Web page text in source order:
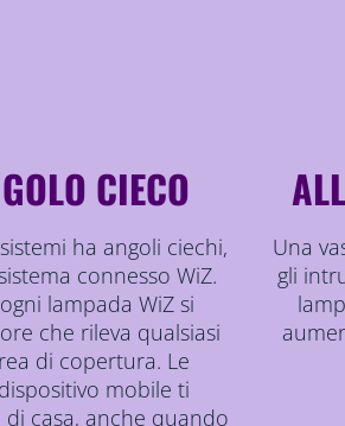
CIECO
ha angoli ciechi,
connesso WiZ.
lampada WiZ si
che rileva qualsiasi
di copertura. Le
mobile ti
casa, anche quando
Una
gli